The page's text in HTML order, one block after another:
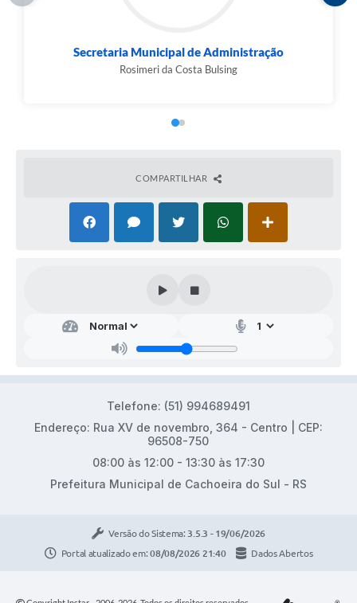
Secretaria Municipal de Administração
Rosimeri da Costa Bulsing
COMPARTILHAR
Telefone: (51) 994689491
Endereço: Rua XV de novembro, 364 - Centro | CEP:
96508-750
08:00 às 12:00 - 13:30 às 17:30
Prefeitura Municipal de Cachoeira do Sul - RS
Versão do Sistema: 3.5.3 - 19/06/2026
Portal atualizado em:08/08/2026 21:40 Dados Abertos